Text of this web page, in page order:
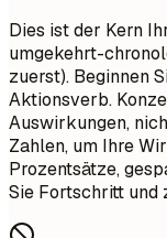
Dies ist der Kern
umgekehrt-
zuerst). Beginnen
Aktionsverb.
Auswirkungen,
Zahlen, um Ihre
Prozentsätze,
Sie Fortschritt und